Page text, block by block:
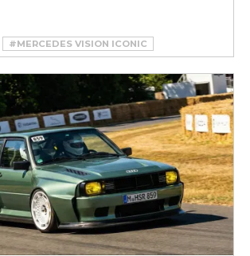
#MERCEDES VISION ICONIC